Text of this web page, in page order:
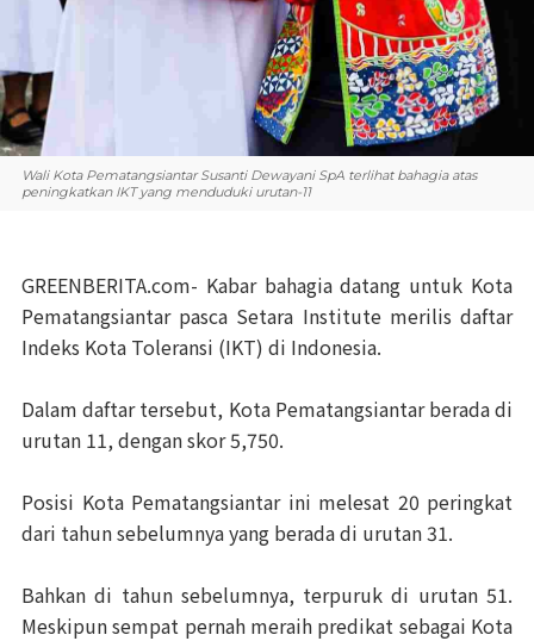
Wali Kota Pematangsiantar Susanti Dewayani SpA terlihat bahagia atas
peningkatkan IKT yang menduduki urutan-11
GREENBERITA.com- Kabar bahagia datang untuk Kota
Pematangsiantar pasca Setara Institute merilis daftar
Indeks Kota Toleransi (IKT) di Indonesia.
Dalam daftar tersebut, Kota Pematangsiantar berada di
urutan 11, dengan skor 5,750.
Posisi Kota Pematangsiantar ini melesat 20 peringkat
dari tahun sebelumnya yang berada di urutan 31.
Bahkan di tahun sebelumnya, terpuruk di urutan 51.
Meskipun sempat pernah meraih predikat sebagai Kota